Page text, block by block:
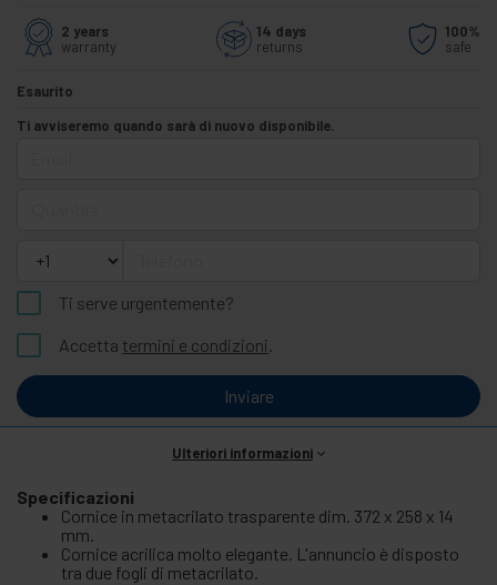
2 years
warranty
14 days
returns
100%
safe
Esaurito
Ti avviseremo quando sarà di nuovo disponibile.
Ti serve urgentemente?
Accetta termini e condizioni.
Inviare
Ulteriori informazioni
Specificazioni
Cornice in metacrilato trasparente dim. 372 x 258 x 14
mm.
Cornice acrilica molto elegante. L'annuncio è disposto
tra due fogli di metacrilato.